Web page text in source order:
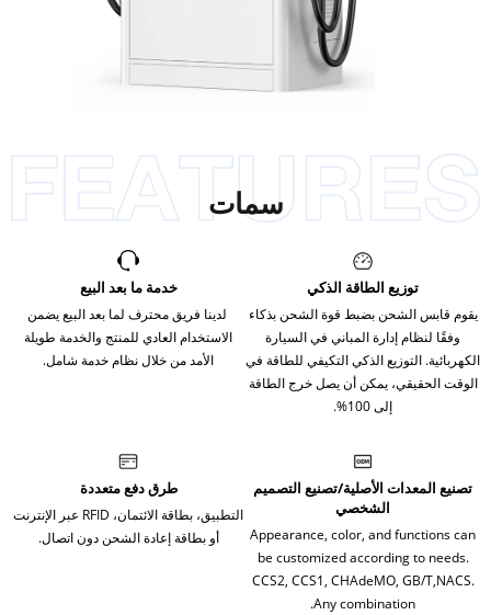
سمات
توزيع الطاقة الذكي
يقوم قابس الشحن بضبط قوة الشحن بذكاء
وفقًا لنظام إدارة المباني في السيارة
الكهربائية. التوزيع الذكي التكيفي للطاقة في
الوقت الحقيقي، يمكن أن يصل خرج الطاقة
إلى 100%.
خدمة ما بعد البيع
لدينا فريق محترف لما بعد البيع يضمن
الاستخدام العادي للمنتج والخدمة طويلة
الأمد من خلال نظام خدمة شامل.
تصنيع المعدات الأصلية/تصنيع التصميم
الشخصي
Appearance, color, and functions can
be customized according to needs.
CCS2, CCS1, CHAdeMO, GB/T,NACS.
Any combination.
طرق دفع متعددة
التطبيق، بطاقة الائتمان، RFID عبر الإنترنت
أو بطاقة إعادة الشحن دون اتصال.